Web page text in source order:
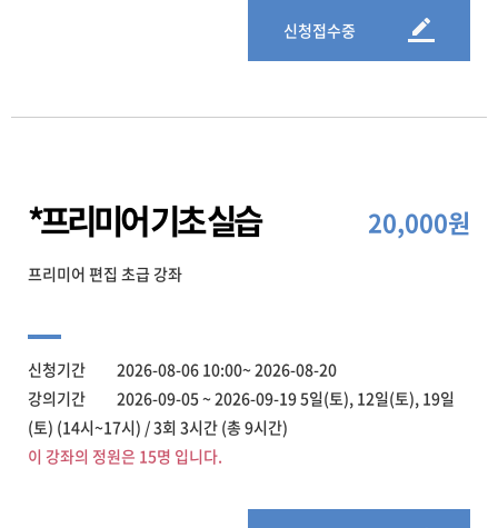
신청접수중
*프리미어 기초 실습 20,000원
프리미어 편집 초급 강좌
신청기간 2026-08-06 10:00~ 2026-08-20
강의기간 2026-09-05 ~ 2026-09-19 5일(토), 12일(토), 19일
(토) (14시~17시) / 3회 3시간 (총 9시간)
이 강좌의 정원은 15명 입니다.